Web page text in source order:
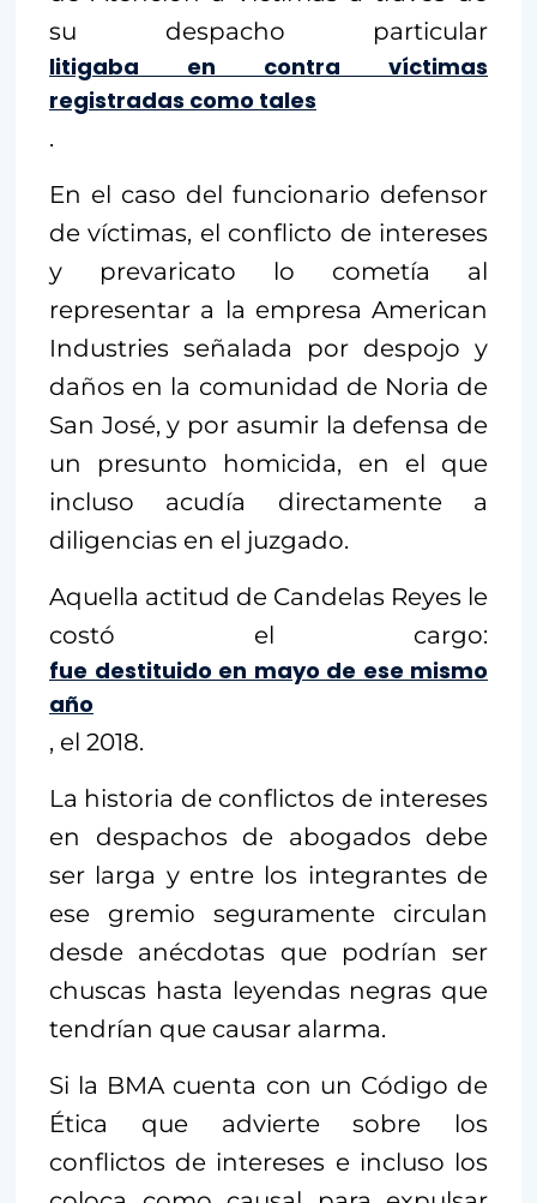
su despacho particular
litigaba en contra víctimas
registradas como tales
.
En el caso del funcionario defensor
de víctimas, el conflicto de intereses
y prevaricato lo cometía al
representar a la empresa American
Industries señalada por despojo y
daños en la comunidad de Noria de
San José, y por asumir la defensa de
un presunto homicida, en el que
incluso acudía directamente a
diligencias en el juzgado.
Aquella actitud de Candelas Reyes le
costó el cargo:
fue destituido en mayo de ese mismo
año
, el 2018.
La historia de conflictos de intereses
en despachos de abogados debe
ser larga y entre los integrantes de
ese gremio seguramente circulan
desde anécdotas que podrían ser
chuscas hasta leyendas negras que
tendrían que causar alarma.
Si la BMA cuenta con un Código de
Ética que advierte sobre los
conflictos de intereses e incluso los